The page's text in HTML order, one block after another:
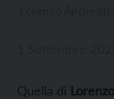
Quella di